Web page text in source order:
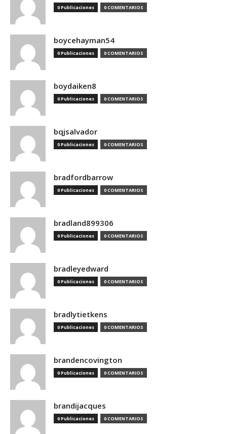
0 Publicaciones 0 COMENTARIOS
boycehayman54
0 Publicaciones 0 COMENTARIOS
boydaiken8
0 Publicaciones 0 COMENTARIOS
bqjsalvador
0 Publicaciones 0 COMENTARIOS
bradfordbarrow
0 Publicaciones 0 COMENTARIOS
bradland899306
0 Publicaciones 0 COMENTARIOS
bradleyedward
0 Publicaciones 0 COMENTARIOS
bradlytietkens
0 Publicaciones 0 COMENTARIOS
brandencovington
0 Publicaciones 0 COMENTARIOS
brandijacques
0 Publicaciones 0 COMENTARIOS